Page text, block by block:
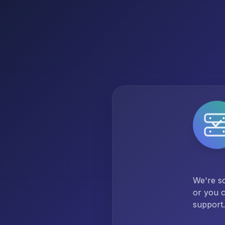
We're
or you
support.